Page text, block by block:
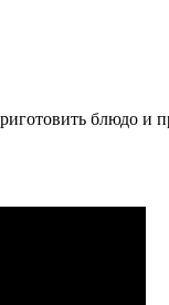
блюдо и